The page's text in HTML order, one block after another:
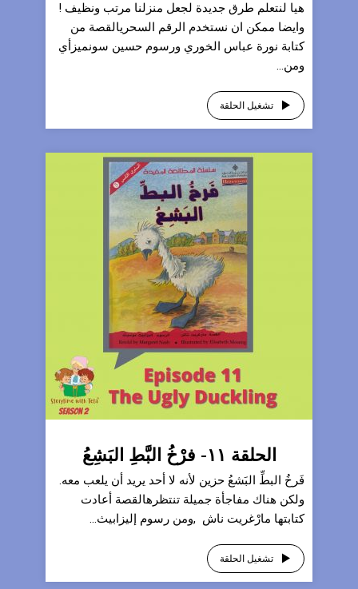
هيا لنتعلم طرق جديدة لجعل منزلنا مرتب ونظيف !
وايضا ممكن ان نستخدم الرقم السحريالقصة من
كتابة نورة عباس الخوري ورسوم حسين سونميزأي
ومن...
تشغيل الحلقة
الحلقة ١١- فرْخُ البَّطِ البَشِعُ
فَرخُ البطِّ البَشعُ حزين لأنه لا أحد يريد أن يلعب معه.
ولكن هناك مفاجأة جميلة تنتظرهالقصة أعادت
كتابتها مارْغريت ناش ,ومن رسوم إليزابيث...
تشغيل الحلقة